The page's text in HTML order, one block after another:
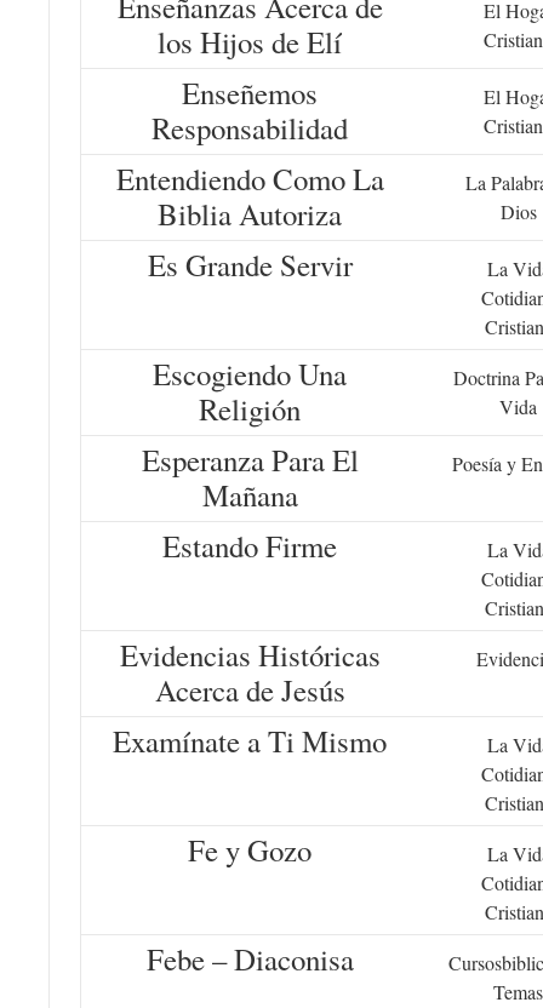
los Hijos de Elí
El
Enseñemos
Responsabilidad
El
Entendiendo Como La
Biblia Autoriza
La
Dios
Es Grande Servir
La
Escogiendo Una
Religión
Doctrina
Vida
Esperanza Para El
Mañana
Poesía y
Estando Firme
La
Evidencias Históricas
Acerca de Jesús
Examínate a Ti Mismo
La
Fe y Gozo
La
Febe – Diaconisa
Temas